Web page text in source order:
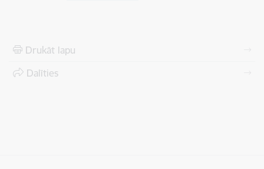
Drukāt lapu
Dalīties